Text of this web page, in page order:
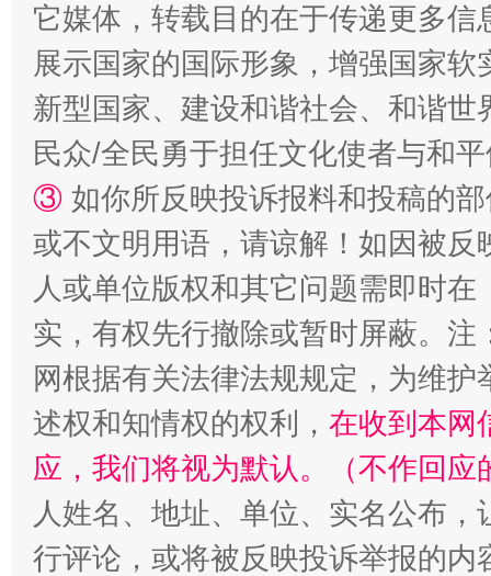
招工难、用工荒背后
它媒体，转载目的在于传递更多
展示国家的国际形象，增强国家
新型国家、建设和谐社会、和谐
民众/全民勇于担任文化使者与和
③ 如你所反映投诉报料和投稿的
或不文明用语，请谅解！如因被
人或单位版权和其它问题需即时在
实，有权先行撤除或暂时屏蔽。
网根据有关法律法规规定，为维
述权和知情权的权利， 在收到本网
应，我们将视为默认。（不作回应
人姓名、地址、单位、实名公布
行评论，或将被反映投诉举报的